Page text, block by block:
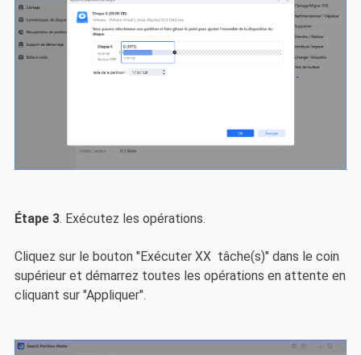
Étape 3. Exécutez les opérations.
Cliquez sur le bouton "Exécuter XX tâche(s)" dans le coin
supérieur et démarrez toutes les opérations en attente en
cliquant sur "Appliquer".